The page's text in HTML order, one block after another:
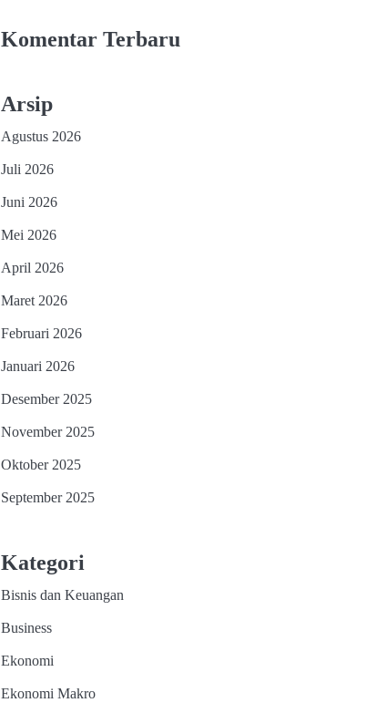
Komentar Terbaru
Arsip
Agustus 2026
Juli 2026
Juni 2026
Mei 2026
April 2026
Maret 2026
Februari 2026
Januari 2026
Desember 2025
November 2025
Oktober 2025
September 2025
Kategori
Bisnis dan Keuangan
Business
Ekonomi
Ekonomi Makro